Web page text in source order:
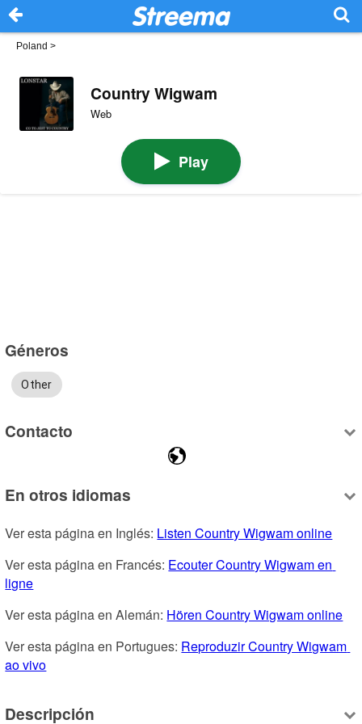
Poland >
Country Wigwam
Web
Play
Géneros
Other
Contacto
En otros idiomas
Ver esta página en Inglés: Listen Country Wigwam online
Ver esta página en Francés: Ecouter Country Wigwam en
ligne
Ver esta página en Alemán: Hören Country Wigwam online
Ver esta página en Portugues: Reproduzir Country Wigwam
ao vivo
Descripción